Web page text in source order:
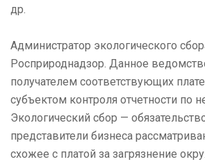
др.
Администратор экологического
Росприроднадзор. Данное
получателем соответствующих
субъектом контроля отчетности по
Экологический сбор —
представители бизнеса
схожее с платой за загрязнение